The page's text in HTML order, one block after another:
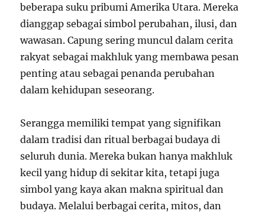
beberapa suku pribumi Amerika Utara. Mereka
dianggap sebagai simbol perubahan, ilusi, dan
wawasan. Capung sering muncul dalam cerita
rakyat sebagai makhluk yang membawa pesan
penting atau sebagai penanda perubahan
dalam kehidupan seseorang.
Serangga memiliki tempat yang signifikan
dalam tradisi dan ritual berbagai budaya di
seluruh dunia. Mereka bukan hanya makhluk
kecil yang hidup di sekitar kita, tetapi juga
simbol yang kaya akan makna spiritual dan
budaya. Melalui berbagai cerita, mitos, dan